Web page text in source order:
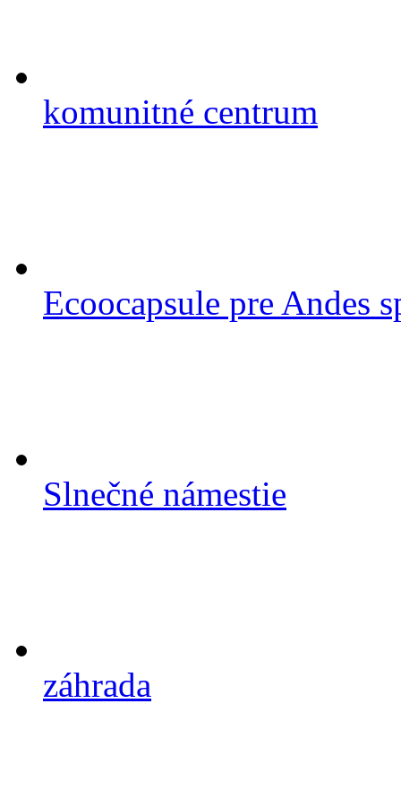
komunitné centrum
Ecoocapsule pre Andes
Slnečné námestie
záhrada